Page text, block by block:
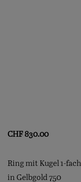
CHF830.00
Ring mit Kugel 1-fach
in Gelbgold 750